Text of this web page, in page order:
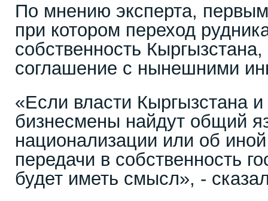
По мнению эксперта,
при котором переход
собственность
соглашение с нынешними
«Если власти Кыргызстана и
бизнесмены найдут общий
национализации или об
передачи в собственность
будет иметь смысл», -